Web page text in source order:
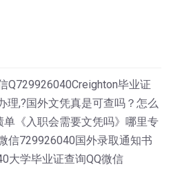
Q729926040Creighton毕业证
理,?国外文凭真是可查吗？怎么
《入职会需要文凭吗》哪里专
信729926040国外录取通知书
大学毕业证查询QQ微信